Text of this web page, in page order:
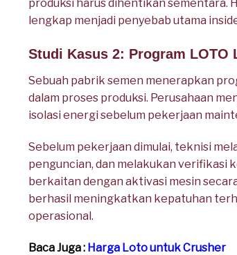
produksi harus dihentikan sementara.
lengkap menjadi penyebab utama
Studi Kasus 2: Program LOTO
Sebuah pabrik semen menerapkan
dalam proses produksi. Perusahaan
isolasi energi sebelum pekerjaan
Sebelum pekerjaan dimulai, teknisi
penguncian, dan melakukan verifikasi
berkaitan dengan aktivasi mesin
berhasil meningkatkan kepatuhan
operasional.
Baca Juga : Harga Loto untuk Crusher